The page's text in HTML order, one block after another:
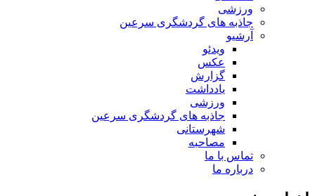
ورزشی
جاذبه های گردشگری سرعین
آرشیو
ویدئو
عکس
گزارش
یادداشت
ورزشی
جاذبه های گردشگری سرعین
شهرستانی
مصاحبه
تماس با ما
درباره ما